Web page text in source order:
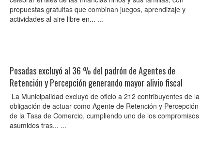
propuestas gratuitas que combinan juegos, aprendizaje y
actividades al aire libre en... ...
Posadas excluyó al 36 % del padrón de Agentes de
Retención y Percepción generando mayor alivio fiscal
La Municipalidad excluyó de oficio a 212 contribuyentes de la
obligación de actuar como Agente de Retención y Percepción
de la Tasa de Comercio, cumpliendo uno de los compromisos
asumidos tras... ...